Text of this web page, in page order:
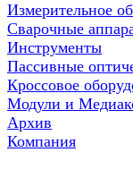
Измерительное
Сварочные
Инструменты
Пассивные
Кроссовое
Модули и
Архив
Компания